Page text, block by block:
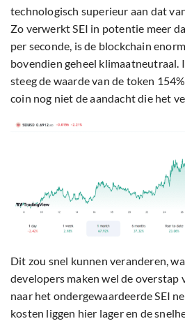
technologisch superieur aan dat
Zo verwerkt SEI in potentie meer
per seconde, is de blockchain
bovendien geheel klimaatneutraal.
steeg de waarde van de token
coin nog niet de aandacht die het
Dit zou snel kunnen veranderen,
developers maken wel de overstap
naar het ondergewaardeerde SEI
kosten liggen hier lager en de